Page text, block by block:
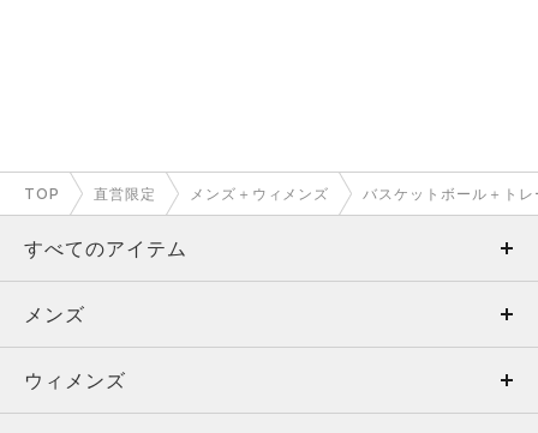
TOP 直営限定 メンズ＋ウィメンズ バスケットボール＋ト
すべてのアイテム
メンズ
ウィメンズ
メンズ
トップス
ウィメンズ